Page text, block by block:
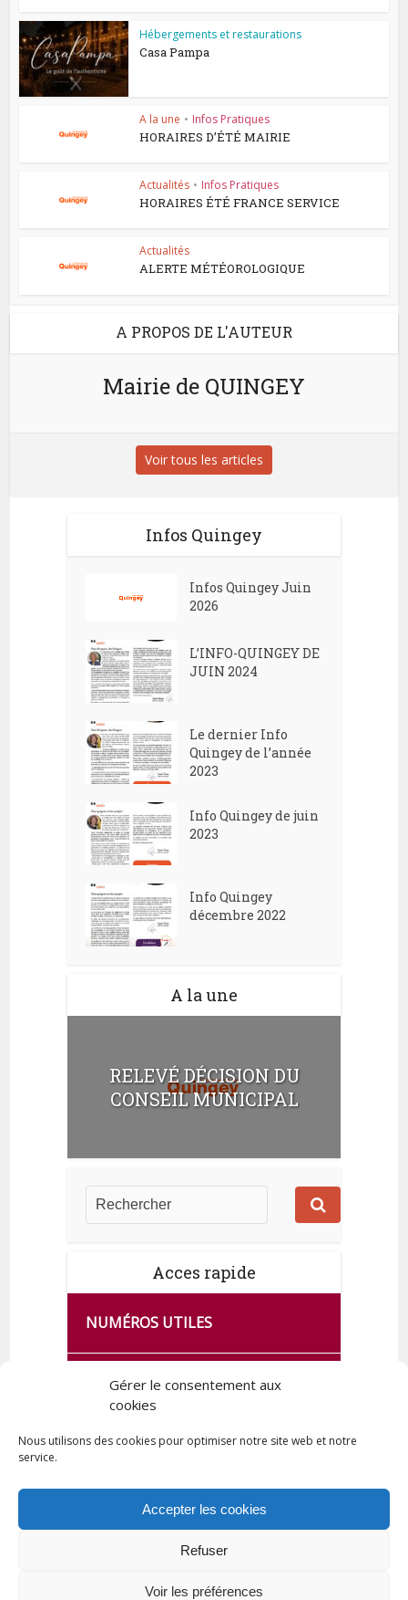
Gérer le consentement aux
cookies
Nous utilisons des cookies pour optimiser notre site web et notre
service.
Accepter les cookies
Refuser
Voir les préférences
Hébergements et restaurations
Casa Pampa
A la une • Infos Pratiques
HORAIRES D’ÉTÉ MAIRIE
Actualités • Infos Pratiques
HORAIRES ÉTÉ FRANCE SERVICE
Actualités
ALERTE MÉTÉOROLOGIQUE
A PROPOS DE L'AUTEUR
Mairie de QUINGEY
Voir tous les articles
Infos Quingey
Infos Quingey Juin
2026
L’INFO-QUINGEY DE
JUIN 2024
Le dernier Info
Quingey de l’année
2023
Info Quingey de juin
2023
Info Quingey
décembre 2022
A la une
RELEVÉ DÉCISION DU
CONSEIL MUNICIPAL
Acces rapide
NUMÉROS UTILES
CA SE PASSE À FRANCE SERVICES
DE QUINGEY
Tous droits réservés © 2023 Commune de Quingey / Création -